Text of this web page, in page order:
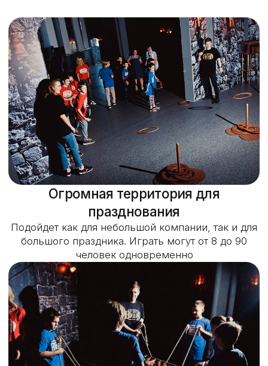
Увлекательные сценарии,
продуманные до мелочей
Почувствуйте себя героями любимого
приключенческого телешоу
Масштабное оборудование,
декорации и реквизит
Стильный антураж и мастерская работа артистов-
аниматоров погружают в атмосферу игры
Насыщенная программа
Увлекательная командная игра, интерактивная